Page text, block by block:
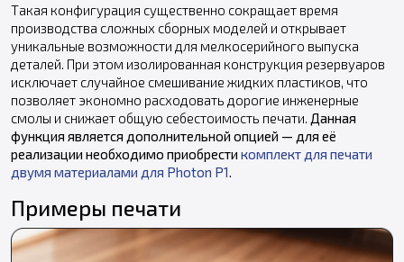
Такая конфигурация существенно сокращает время
производства сложных сборных моделей и открывает
уникальные возможности для мелкосерийного выпуска
деталей. При этом изолированная конструкция резервуаров
исключает случайное смешивание жидких пластиков, что
позволяет экономно расходовать дорогие инженерные
смолы и снижает общую себестоимость печати. Данная
функция является дополнительной опцией — для её
реализации необходимо приобрести комплект для печати
двумя материалами для Photon P1.
Примеры печати